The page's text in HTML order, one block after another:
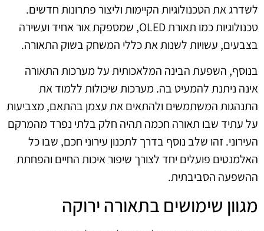
לשדרג את הטכנולוגיות הקיימות וליצור פתרונות חדשים.
טכנולוגיות כמו תאורת OLED, שמספקת אור אחיד ועשירה
בצבעים, עשויות לשנות את כללי המשחק בשוק התאורה.
בנוסף, השפעת הבינה המלאכותית על מערכות התאורה
אינה ניתנת להמעיט בה. מערכות שיכולות ללמוד את
התנהגות המשתמשים ולהתאים את עצמן בהתאם, מצביעות
על עתיד שבו תאורה חכמה תהיה חלק בלתי נפרד מהמרקם
העירוני. זהו שלב נוסף בדרך לתכנון עירוני חכם, שבו כל
האלמנטים פועלים יחד לצורך שיפור איכות החיים והפחתת
ההשפעה הסביבתית.
מגוון שימושים בתאורה ירוקה